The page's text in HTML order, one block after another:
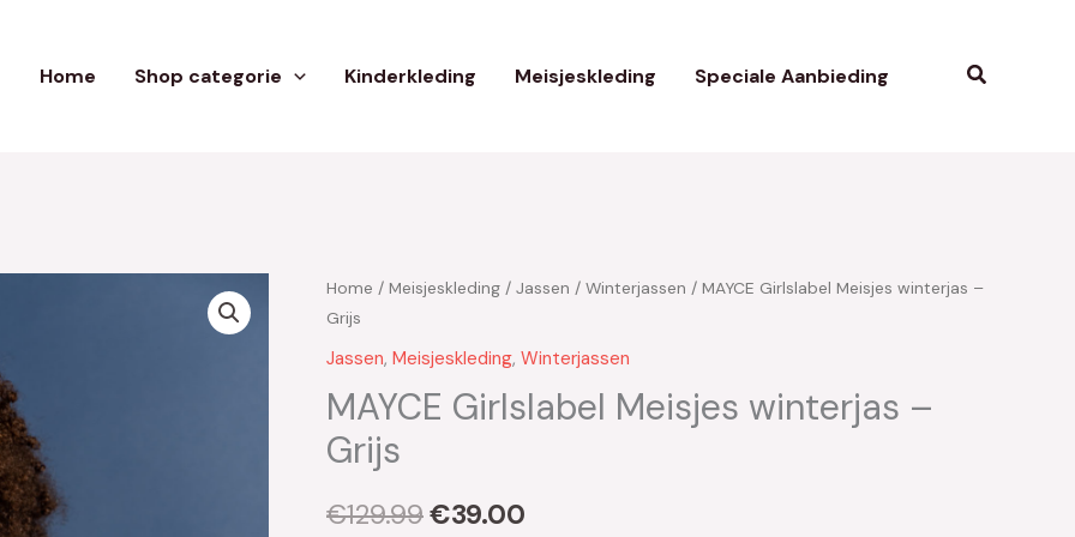
Home Shop categorie Kinderkleding Meisjeskleding Speciale Aanbieding Zoeken
Home / Meisjeskleding / Jassen / Winterjassen / MAYCE Girlslabel Meisjes winterjas –
Grijs
Jassen, Meisjeskleding, Winterjassen
MAYCE Girlslabel Meisjes winterjas –
Grijs
€129.99
Oorspronkelijke
prijs
was:
€39.00
Huidige
prijs
is: